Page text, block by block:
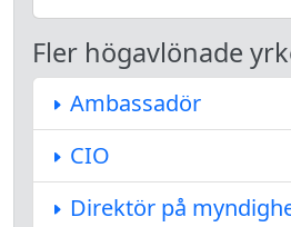
Fler högavlönade
Ambassadör
CIO
Direktör på